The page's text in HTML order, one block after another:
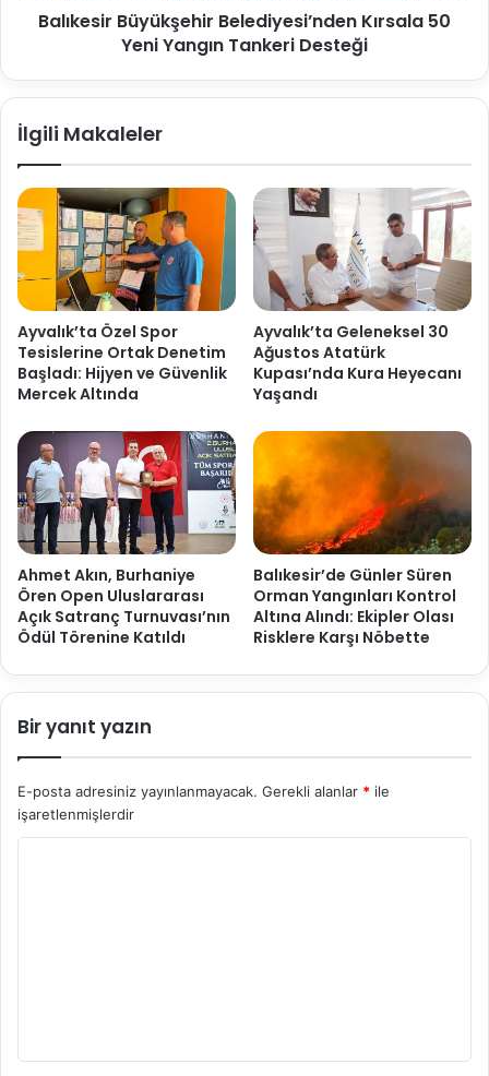
Balıkesir Büyükşehir Belediyesi’nden Kırsala 50
Yeni Yangın Tankeri Desteği
İlgili Makaleler
Ayvalık’ta Özel Spor
Tesislerine Ortak Denetim
Başladı: Hijyen ve Güvenlik
Mercek Altında
Ayvalık’ta Geleneksel 30
Ağustos Atatürk
Kupası’nda Kura Heyecanı
Yaşandı
Ahmet Akın, Burhaniye
Ören Open Uluslararası
Açık Satranç Turnuvası’nın
Ödül Törenine Katıldı
Balıkesir’de Günler Süren
Orman Yangınları Kontrol
Altına Alındı: Ekipler Olası
Risklere Karşı Nöbette
Bir yanıt yazın
E-posta adresiniz yayınlanmayacak. Gerekli alanlar * ile
işaretlenmişlerdir